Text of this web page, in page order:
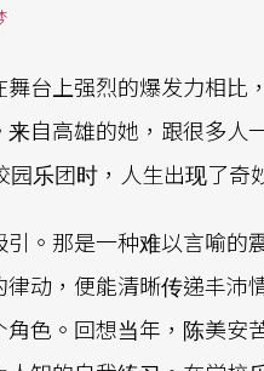
台上强烈的爆发力相比
自高雄的她，跟很多人
乐团时，人生出现了奇
。那是一种难以言喻的
动，便能清晰传递丰沛
色。回想当年，陈美安